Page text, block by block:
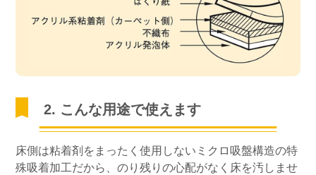
2. こんな用途で使えます
床側は粘着剤をまったく使用しないミクロ吸盤構造の特
殊吸着加工だから、のり残りの心配がなく床を汚しませ